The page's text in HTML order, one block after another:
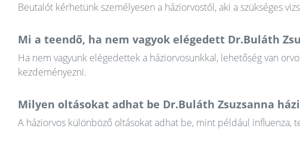
Beutalót kérhetünk személyesen a háziorvostól, aki a szükséges
Mi a teendő, ha nem vagyok elégedett Dr.Buláth
Ha nem vagyunk elégedettek a háziorvosunkkal, lehetőség van
kezdeményezni.
Milyen oltásokat adhat be Dr.Buláth Zsuzsanna
A háziorvos különböző oltásokat adhat be, mint például influenza,